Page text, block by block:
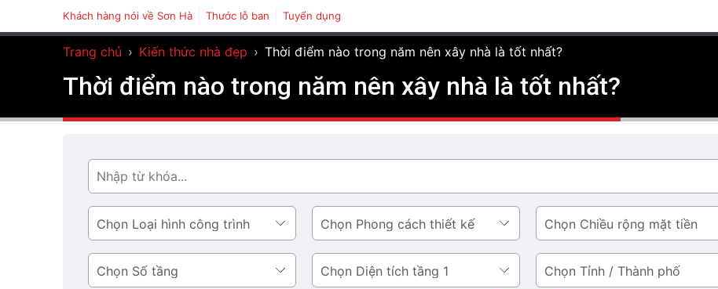
Khách hàng nói về Sơn Hà Thước lỗ ban Tuyển dụng
Trang chủ › Kiến thức nhà đẹp › Thời điểm nào trong năm nên xây nhà là tốt nhất?
Thời điểm nào trong năm nên xây nhà là tốt nhất?
Tìm
Loại
hình
công
trình
Phong
cách
thiết
kế
Chiều
rộng
mặt
tiền
Số
tầng
Diện
tích
Tỉnh
/